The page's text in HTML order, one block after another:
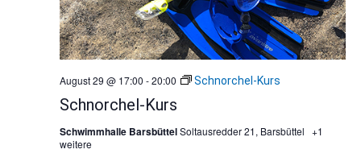
Schnorchel-Kurs
August 29 @ 17:00 -20:00 Schnorchel-Kurs
Schwimmhalle BarsbüttelSoltausredder 21, Barsbüttel +1
weitere